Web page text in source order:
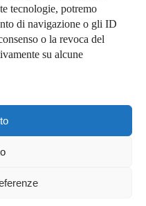
tecnologie, potremo
di navigazione o gli ID
o la revoca del
su alcune
Reserved